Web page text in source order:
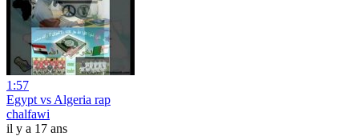
1:57
Egypt vs Algeria rap
chalfawi
il y a 17 ans